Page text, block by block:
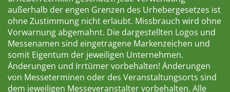
außerhalb der engen Grenzen des Urhebergesetzes ist
ohne Zustimmung nicht erlaubt. Missbrauch wird ohne
Vorwarnung abgemahnt. Die dargestellten Logos und
Messenamen sind eingetragene Markenzeichen und
somit Eigentum der jeweiligen Unternehmen.
Änderungen und Irrtümer vorbehalten! Änderungen
von Messeterminen oder des Veranstaltungsorts sind
dem jeweiligen Messeveranstalter vorbehalten. Alle